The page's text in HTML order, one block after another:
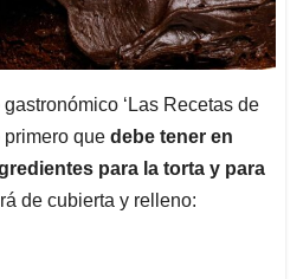
‘Las Recetas de
primero que debe tener en
para la torta y para
de cubierta y relleno: